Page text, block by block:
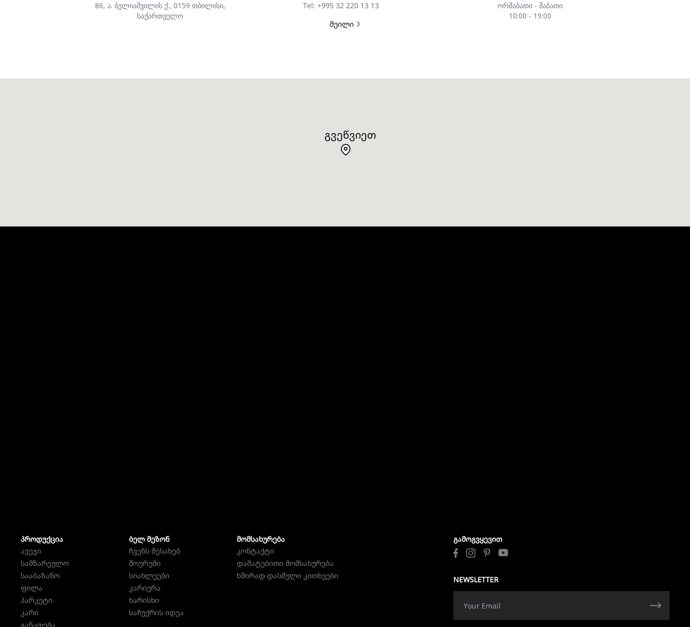
86, ა. ბელიაშვილის ქ., 0159 თბილისი,
საქართველო
Tel: +995 32 220 13 13
მეილი
ორშაბათი - შაბათი
10:00 - 19:00
ᲒᲕᲔᲬᲕᲘᲔᲗ
ᲞᲠᲝᲓᲣᲥᲪᲘᲐ
ავეჯი
სამზარეულო
სააბაზანო
ფილა
პარკეტი
კარი
განათება
ᲑᲔᲚ ᲛᲔᲖᲝᲜ
ჩვენს შესახებ
შოურუმი
სიახლეები
კარიერა
ხარისხი
საჩუქრის იდეა
ᲛᲝᲛᲡᲐᲮᲣᲠᲔᲑᲐ
კონტაქტი
დამატებითი მომსახურება
ხშირად დასმული კითხვები
ᲒᲐᲛᲝᲒᲕᲧᲔᲕᲘᲗ
NEWSLETTER